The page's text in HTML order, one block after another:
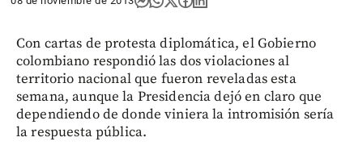
Con cartas de protesta diplomática, el Gobierno
colombiano respondió las dos violaciones al
territorio nacional que fueron reveladas esta
semana, aunque la Presidencia dejó en claro que
dependiendo de donde viniera la intromisión sería
la respuesta pública.